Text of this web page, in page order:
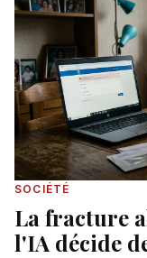
SOCIÉTÉ
La fracture
l'IA décide